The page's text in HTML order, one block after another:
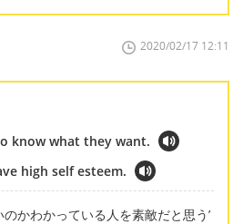
2020/02/17 12:11
know what they want.
high self esteem.
のかわかっている人を素敵だと思う’